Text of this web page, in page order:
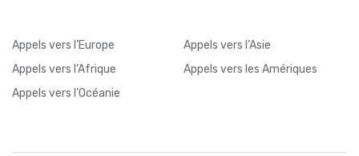
Appels vers l’Europe Appels vers l’Asie
Appels vers l’Afrique Appels vers les Amériques
Appels vers l’Océanie